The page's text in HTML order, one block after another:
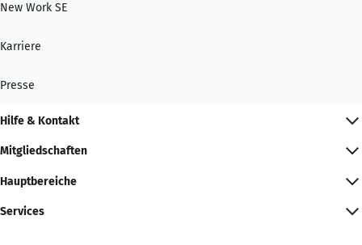
New Work SE
Karriere
Presse
Hilfe & Kontakt
Mitgliedschaften
Hauptbereiche
Services